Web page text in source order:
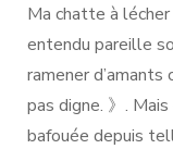
Ma chatte à
entendu pareille
ramener d’amants
pas digne. 》.
bafouée depuis